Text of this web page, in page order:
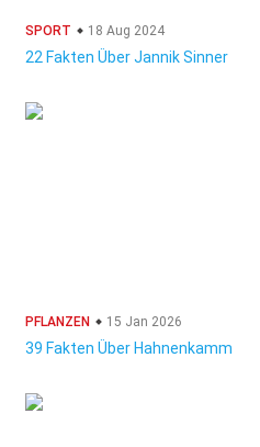
SPORT 18 Aug 2024
22 Fakten Über Jannik Sinner
PFLANZEN 15 Jan 2026
39 Fakten Über Hahnenkamm